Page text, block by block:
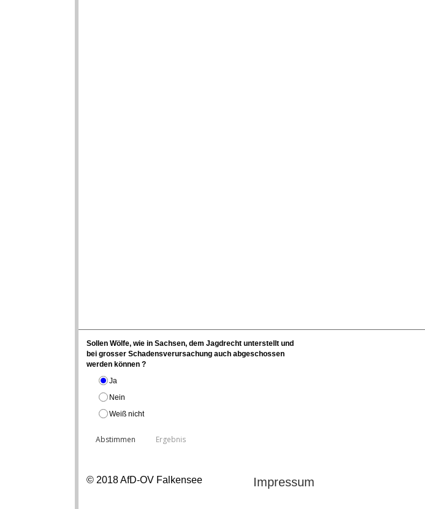
Sollen Wölfe, wie in Sachsen, dem Jagdrecht unterstellt und
bei grosser Schadensverursachung auch abgeschossen
werden können ?
Ja
Nein
Weiß nicht
© 2018 AfD-OV Falkensee Impressum